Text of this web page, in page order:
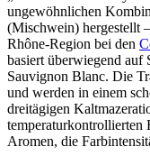
ungewöhnlichen
(Mischwein) hergestellt
Rhône-Region bei den
basiert überwiegend auf
Sauvignon Blanc. Die
und werden in einem
dreitägigen
temperaturkontrollierten
Aromen, die